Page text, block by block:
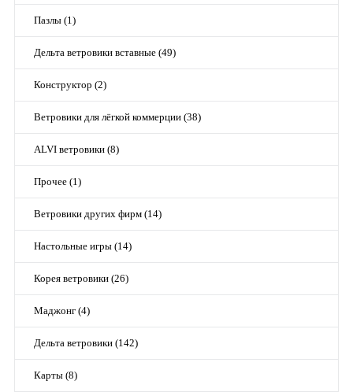
Пазлы (1)
Дельта ветровики вставные (49)
Конструктор (2)
Ветровики для лёгкой коммерции (38)
ALVI ветровики (8)
Прочее (1)
Ветровики других фирм (14)
Настольные игры (14)
Корея ветровики (26)
Маджонг (4)
Дельта ветровики (142)
Карты (8)